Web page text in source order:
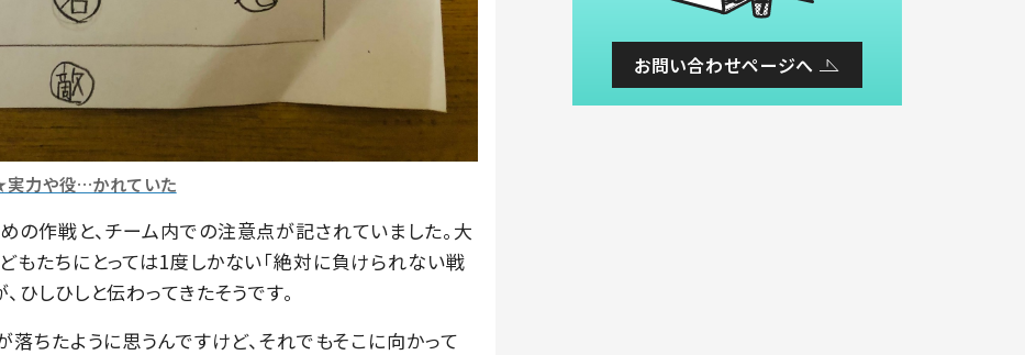
力や役…かれていた
の作戦と、チーム内での注意点が記されていました。大
もたちにとっては1度しかない「絶対に負けられない戦
ひしひしと伝わってきたそうです。
落ちたように思うんですけど、それでもそこに向かって
お問い合わせページへ